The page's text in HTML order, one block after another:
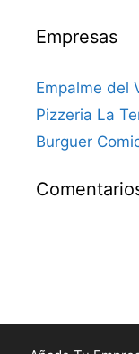
Empresas
Empalme del
Pizzeria La
Burguer